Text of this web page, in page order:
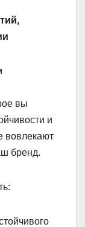
вы
и
вовлекают
бренд.